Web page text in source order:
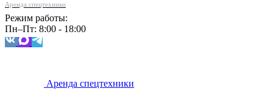
Аренда спецтехники
Режим работы:
Пн–Пт: 8:00 - 18:00
Аренда спецтехники